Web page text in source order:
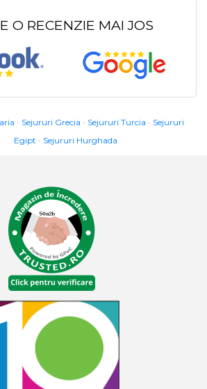
O RECENZIE MAI JOS
Sejururi Grecia Sejururi Turcia
Sejururi
Egipt
Sejururi Hurghada